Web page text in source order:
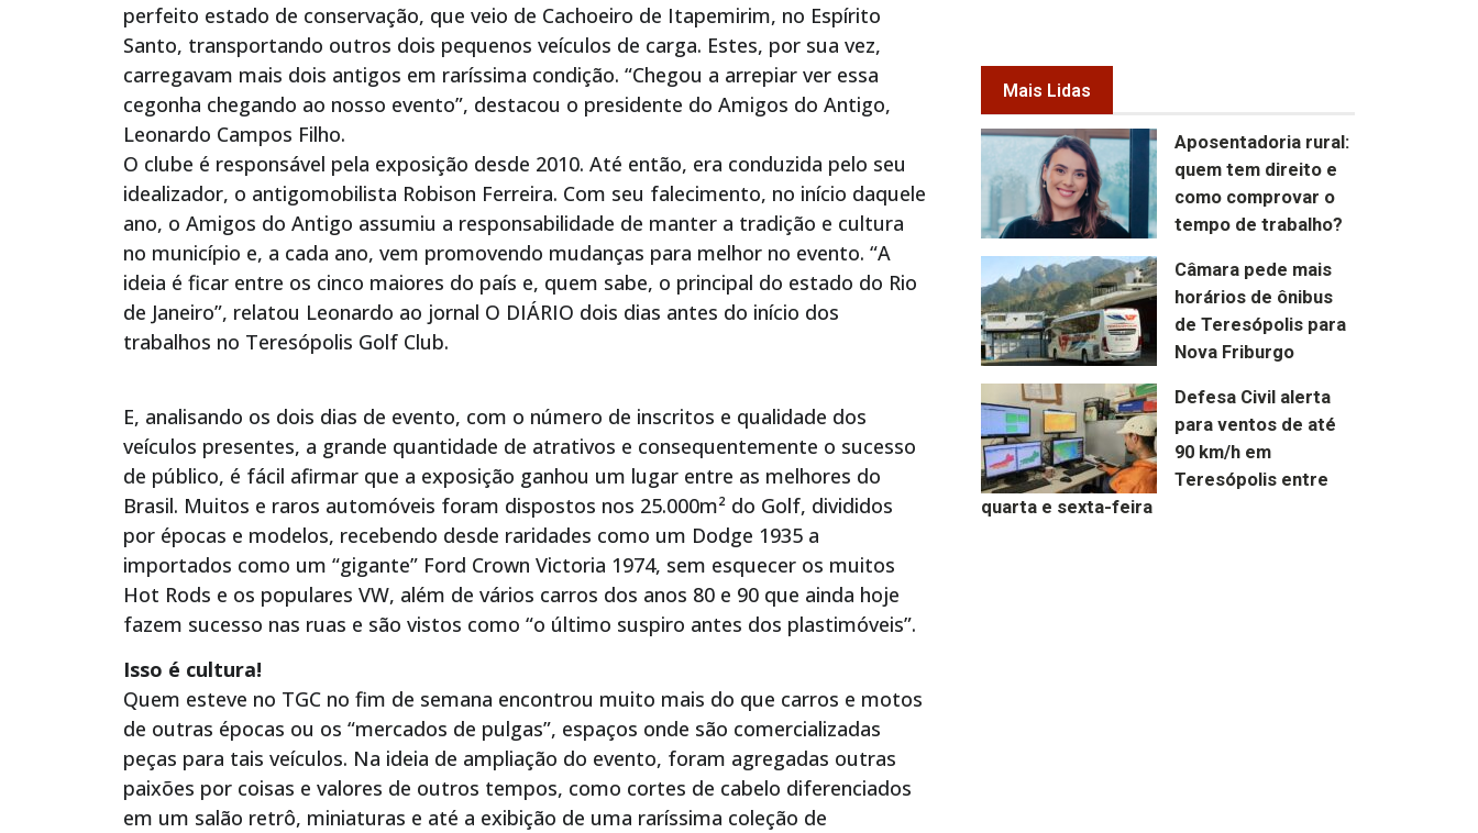
perfeito estado de conservação, que veio de Cachoeiro de Itapemirim, no Espírito
Santo, transportando outros dois pequenos veículos de carga. Estes, por sua vez,
carregavam mais dois antigos em raríssima condição. “Chegou a arrepiar ver essa
cegonha chegando ao nosso evento”, destacou o presidente do Amigos do Antigo,
Leonardo Campos Filho.
O clube é responsável pela exposição desde 2010. Até então, era conduzida pelo seu
idealizador, o antigomobilista Robison Ferreira. Com seu falecimento, no início daquele
ano, o Amigos do Antigo assumiu a responsabilidade de manter a tradição e cultura
no município e, a cada ano, vem promovendo mudanças para melhor no evento. “A
ideia é ficar entre os cinco maiores do país e, quem sabe, o principal do estado do Rio
de Janeiro”, relatou Leonardo ao jornal O DIÁRIO dois dias antes do início dos
trabalhos no Teresópolis Golf Club.
E, analisando os dois dias de evento, com o número de inscritos e qualidade dos
veículos presentes, a grande quantidade de atrativos e consequentemente o sucesso
de público, é fácil afirmar que a exposição ganhou um lugar entre as melhores do
Brasil. Muitos e raros automóveis foram dispostos nos 25.000m² do Golf, divididos
por épocas e modelos, recebendo desde raridades como um Dodge 1935 a
importados como um “gigante” Ford Crown Victoria 1974, sem esquecer os muitos
Hot Rods e os populares VW, além de vários carros dos anos 80 e 90 que ainda hoje
fazem sucesso nas ruas e são vistos como “o último suspiro antes dos plastimóveis”.
Isso é cultura!
Quem esteve no TGC no fim de semana encontrou muito mais do que carros e motos
de outras épocas ou os “mercados de pulgas”, espaços onde são comercializadas
peças para tais veículos. Na ideia de ampliação do evento, foram agregadas outras
paixões por coisas e valores de outros tempos, como cortes de cabelo diferenciados
em um salão retrô, miniaturas e até a exibição de uma raríssima coleção de
Mais Lidas
Aposentadoria rural:
quem tem direito e
como comprovar o
tempo de trabalho?
Câmara pede mais
horários de ônibus
de Teresópolis para
Nova Friburgo
Defesa Civil alerta
para ventos de até
90 km/h em
Teresópolis entre
quarta e sexta-feira